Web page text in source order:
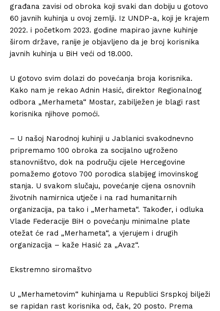
građana zavisi od obroka koji svaki dan dobiju u gotovo
60 javnih kuhinja u ovoj zemlji. Iz UNDP-a, koji je krajem
2022. i početkom 2023. godine mapirao javne kuhinje
širom države, ranije je objavljeno da je broj korisnika
javnih kuhinja u BiH veći od 18.000.
U gotovo svim dolazi do povećanja broja korisnika.
Kako nam je rekao Adnin Hasić, direktor Regionalnog
odbora „Merhameta“ Mostar, zabilježen je blagi rast
korisnika njihove pomoći.
– U našoj Narodnoj kuhinji u Jablanici svakodnevno
pripremamo 100 obroka za socijalno ugroženo
stanovništvo, dok na području cijele Hercegovine
pomažemo gotovo 700 porodica slabijeg imovinskog
stanja. U svakom slučaju, povećanje cijena osnovnih
životnih namirnica utječe i na rad humanitarnih
organizacija, pa tako i „Merhameta“. Također, i odluka
Vlade Federacije BiH o povećanju minimalne plate
otežat će rad „Merhameta“, a vjerujem i drugih
organizacija – kaže Hasić za „Avaz“.
Ekstremno siromaštvo
U „Merhametovim“ kuhinjama u Republici Srspkoj bilježi
se rapidan rast korisnika od, čak, 20 posto. Prema